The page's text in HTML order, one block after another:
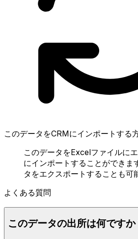
このデータをCRMにインポートする
このデータをExcelファイルに
にインポートすることができま
タをエクスポートすることも可
よくある質問
このデータの出所は何ですか